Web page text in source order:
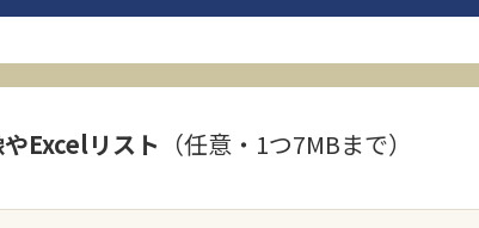
Excelリスト （任意・1つ7MBまで）